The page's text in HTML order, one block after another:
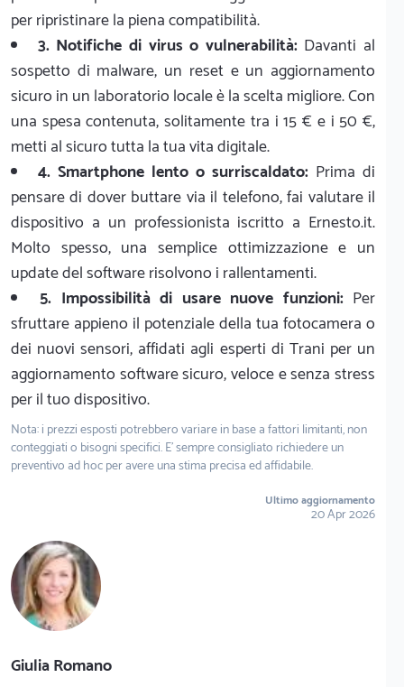
per ripristinare la piena compatibilità.
3. Notifiche di virus o vulnerabilità:Davanti al
sospetto di malware, un reset e un aggiornamento
sicuro in un laboratorio locale è la scelta migliore. Con
una spesa contenuta, solitamente tra i 15 € e i 50 €,
metti al sicuro tutta la tua vita digitale.
4. Smartphone lento o surriscaldato: Prima di
pensare di dover buttare via il telefono, fai valutare il
dispositivo a un professionista iscritto a Ernesto.it.
Molto spesso, una semplice ottimizzazione e un
update del software risolvono i rallentamenti.
5. Impossibilità di usare nuove funzioni:Per
sfruttare appieno il potenziale della tua fotocamera o
dei nuovi sensori, affidati agli esperti di Trani per un
aggiornamento software sicuro, veloce e senza stress
per il tuo dispositivo.
Nota: i prezzi esposti potrebbero variare in base a fattori limitanti, non
conteggiati o bisogni specifici. E' sempre consigliato richiedere un
preventivo ad hoc per avere una stima precisa ed affidabile.
Ultimo aggiornamento
20 Apr 2026
Giulia Romano